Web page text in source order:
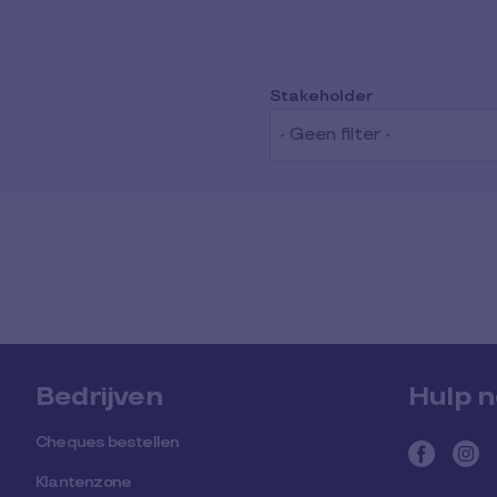
Stakeholder
- Geen filter -
Bedrijven
Cheques bestellen
Klantenzone
Hulp